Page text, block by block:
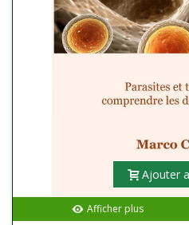
Ajouter
Afficher plus